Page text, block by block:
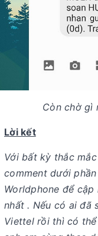
Còn chờ gì
Lời kết
Với bất kỳ thắc
comment dưới
Worldphone để
nhất . Nếu có ai đã
Viettel rồi thì có